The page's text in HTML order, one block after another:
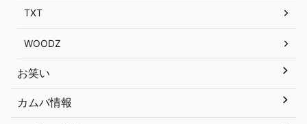
TXT
WOODZ
お笑い
カムバ情報